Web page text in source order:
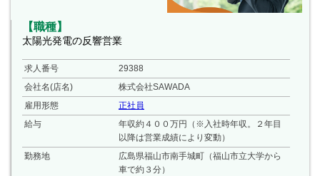
【職種】
太陽光発電の反響営業
求人番号
29388
会社名(店名)
株式会社SAWADA
雇用形態
正社員
給与
年収約４００万円（※入社時年収。２年目
以降は営業成績により変動）
勤務地
広島県福山市南手城町（福山市立大学から
車で約３分）